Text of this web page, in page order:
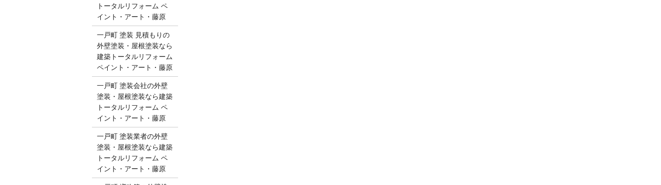
トータルリフォーム ペ
イント・アート・藤原
一戸町 塗装 見積もりの
外壁塗装・屋根塗装なら
建築トータルリフォーム
ペイント・アート・藤原
一戸町 塗装会社の外壁
塗装・屋根塗装なら建築
トータルリフォーム ペ
イント・アート・藤原
一戸町 塗装業者の外壁
塗装・屋根塗装なら建築
トータルリフォーム ペ
イント・アート・藤原